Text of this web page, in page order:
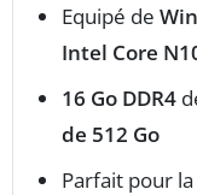
Equipé de
Intel Core
16 Go DDR4
de 512 Go
Parfait pour la